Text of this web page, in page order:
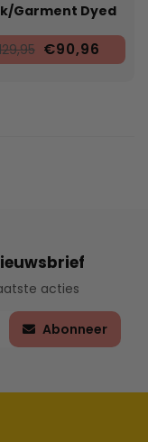
Garment Dyed
€90,96
acties
Abonneer